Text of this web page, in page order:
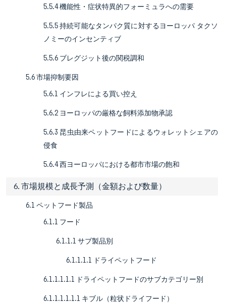
5.5.4 機能性・症状特異的フォーミュラへの需要
5.5.5 持続可能なタンパク質に対するヨーロッパ タクソ
ノミーのインセンティブ
5.5.6 ブレグジット後の関税調和
5.6 市場抑制要因
5.6.1 インフレによる買い控え
5.6.2 ヨーロッパの厳格な飼料添加物承認
5.6.3 昆虫由来ペットフードによるウォレットシェアの
侵食
5.6.4 西ヨーロッパにおける都市市場の飽和
6. 市場規模と成長予測（金額および数量）
6.1 ペットフード製品
6.1.1 フード
6.1.1.1 サブ製品別
6.1.1.1.1 ドライペットフード
6.1.1.1.1.1 ドライペットフードのサブカテゴリー別
6.1.1.1.1.1.1 キブル（粒状ドライフード）